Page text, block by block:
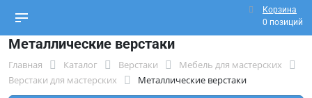
Корзина
0 позиций
Металлические верстаки
Главная Каталог Верстаки
Мебель для мастерских
Верстаки для мастерских
Металлические верстаки